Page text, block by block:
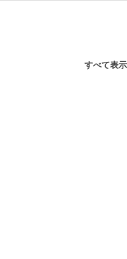
すべて表示